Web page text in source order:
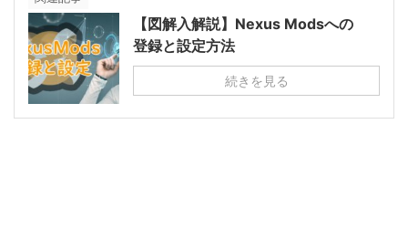
【図解入解説】Nexus Modsへの
登録と設定方法
続きを見る